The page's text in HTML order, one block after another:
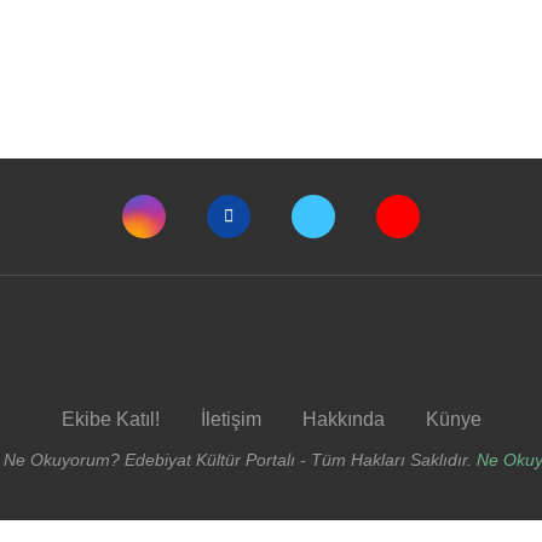
Ekibe Katıl! İletişim Hakkında Künye
Okuyorum? Edebiyat Kültür Portalı - Tüm Hakları Saklıdır. Ne